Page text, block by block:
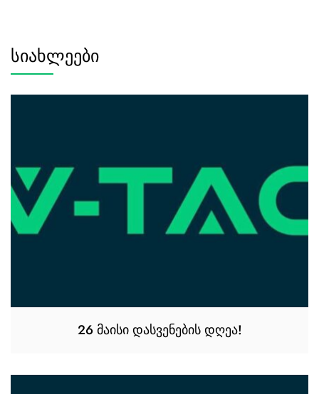
სიახლეები
26 მაისი დასვენების დღეა!